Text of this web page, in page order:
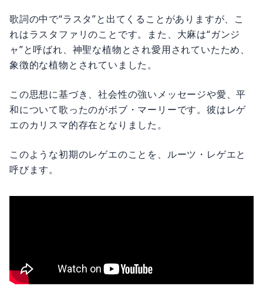
歌詞の中で“ラスタ”と出てくることがありますが、こ
れはラスタファリのことです。また、大麻は“ガンジ
ャ”と呼ばれ、神聖な植物とされ愛用されていたため、
象徴的な植物とされていました。
この思想に基づき、社会性の強いメッセージや愛、平
和について歌ったのがボブ・マーリーです。彼はレゲ
エのカリスマ的存在となりました。
このような初期のレゲエのことを、ルーツ・レゲエと
呼びます。